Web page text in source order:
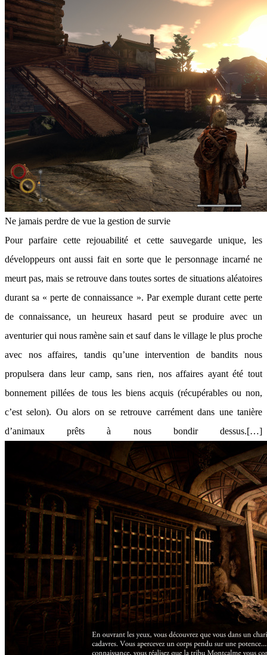
Ne jamais perdre de vue la gestion de survie
Pour parfaire cette rejouabilité et cette sauvegarde unique, les
développeurs ont aussi fait en sorte que le personnage incarné ne
meurt pas, mais se retrouve dans toutes sortes de situations aléatoires
durant sa « perte de connaissance ». Par exemple durant cette perte
de connaissance, un heureux hasard peut se produire avec un
aventurier qui nous ramène sain et sauf dans le village le plus proche
avec nos affaires, tandis qu’une intervention de bandits nous
propulsera dans leur camp, sans rien, nos affaires ayant été tout
bonnement pillées de tous les biens acquis (récupérables ou non,
c’est selon). Ou alors on se retrouve carrément dans une tanière
d’animaux prêts à nous bondir dessus.[…]